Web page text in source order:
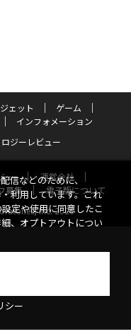
ェット
ゲーム
インフォメーション
ジーレビュー
ー
運営会社
募集
電子版について
Inc. 2026
信などのために、
利用しています。これ
定や使用に同意したこ
、オプトアウトについ
シー